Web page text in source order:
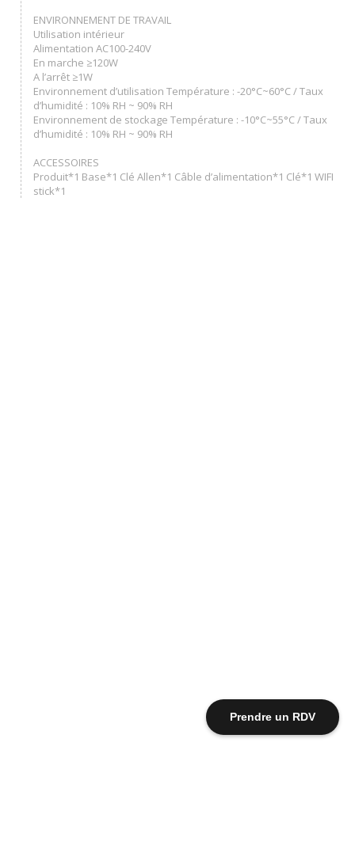
Prendre un RDV
ENVIRONNEMENT DE TRAVAIL
Utilisation intérieur
Alimentation AC100-240V
En marche ≥120W
A l’arrêt ≥1W
Environnement d’utilisation Température : -20°C~60°C / Taux
d’humidité : 10% RH ~ 90% RH
Environnement de stockage Température : -10°C~55°C / Taux
d’humidité : 10% RH ~ 90% RH
ACCESSOIRES
Produit*1 Base*1 Clé Allen*1 Câble d’alimentation*1 Clé*1 WIFI
stick*1